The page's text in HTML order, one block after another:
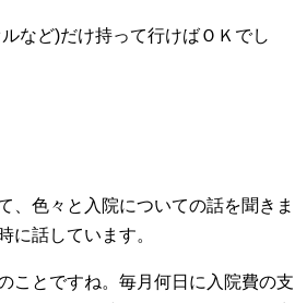
など)だけ持って行けばＯＫでし
、色々と入院についての話を聞きま
に話しています。
ことですね。毎月何日に入院費の支